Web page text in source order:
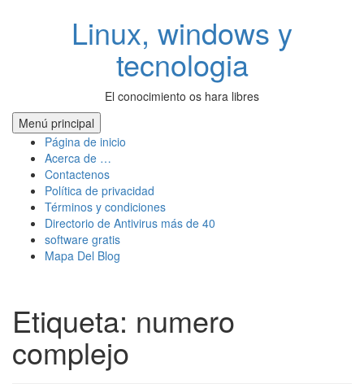
Linux, windows y
tecnologia
El conocimiento os hara libres
Menú principal
Página de inicio
Acerca de …
Contactenos
Política de privacidad
Términos y condiciones
Directorio de Antivirus más de 40
software gratis
Mapa Del Blog
Etiqueta: numero
complejo